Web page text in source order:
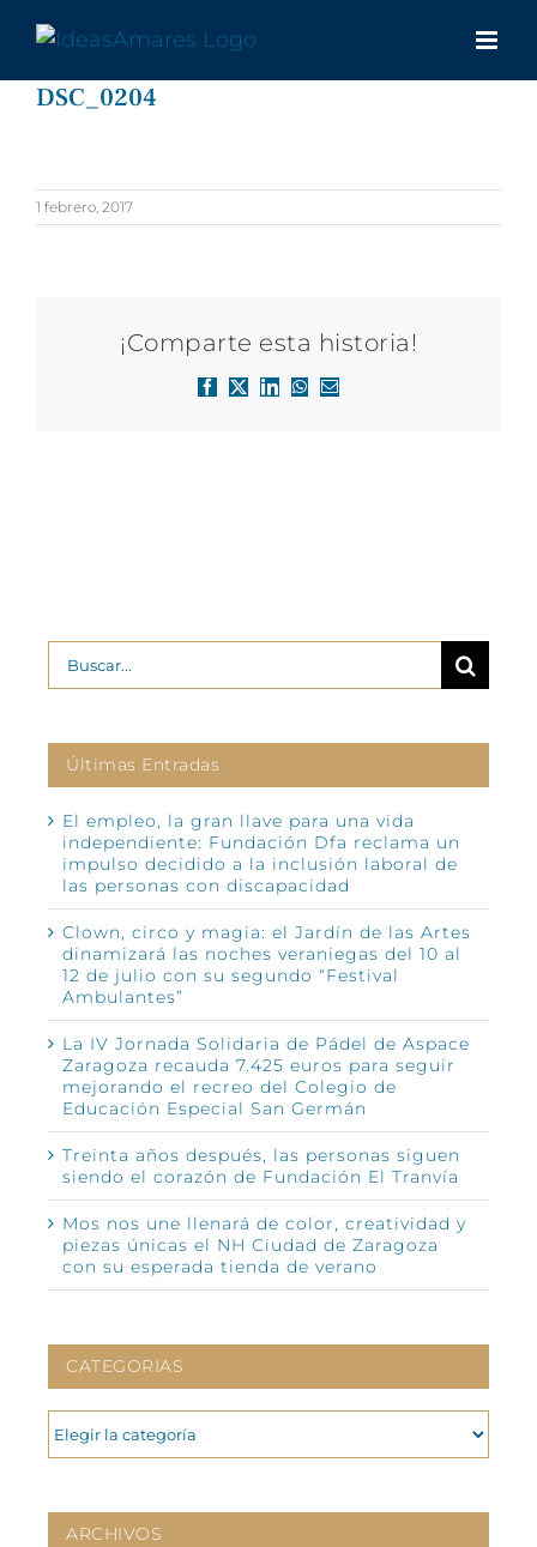
contenido
DSC_0204
1 febrero, 2017
¡Comparte esta historia!
Facebook
X LinkedInWhatsApp
Correo
Buscar:
Últimas Entradas
El empleo, la gran llave para una vida
independiente: Fundación Dfa reclama un
impulso decidido a la inclusión laboral de
las personas con discapacidad
Clown, circo y magia: el Jardín de las Artes
dinamizará las noches veraniegas del 10 al
12 de julio con su segundo “Festival
Ambulantes”
La IV Jornada Solidaria de Pádel de Aspace
Zaragoza recauda 7.425 euros para seguir
mejorando el recreo del Colegio de
Educación Especial San Germán
Treinta años después, las personas siguen
siendo el corazón de Fundación El Tranvía
Mos nos une llenará de color, creatividad y
piezas únicas el NH Ciudad de Zaragoza
con su esperada tienda de verano
CATEGORIAS
CATEGORIAS
ARCHIVOS